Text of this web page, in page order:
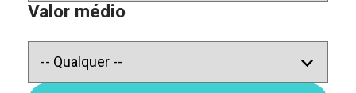
Valor médio